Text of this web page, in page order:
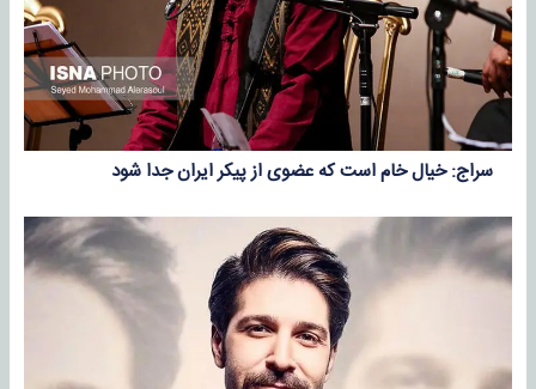
سراج: خیال خام است که عضوی از پیکر ایران جدا شود